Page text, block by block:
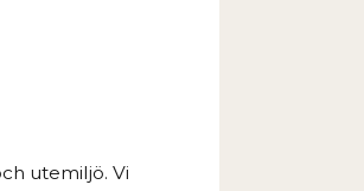
utemiljö. Vi